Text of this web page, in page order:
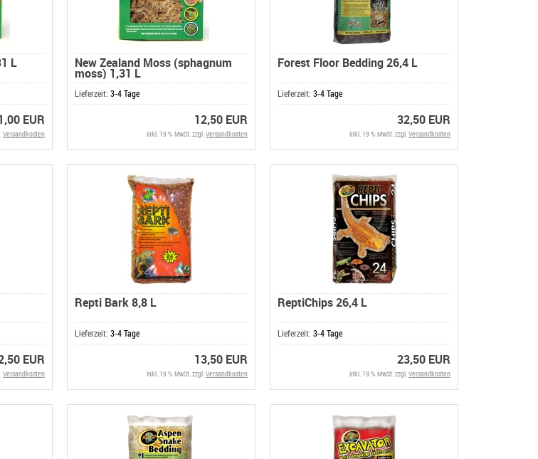
L
EUR
Versandkosten
New Zealand Moss (sphagnum
moss) 1,31 L
Lieferzeit: 3-4 Tage
12,50 EUR
inkl. 19 % MwSt. zzgl.Versandkosten
Forest Floor Bedding 26,4 L
Lieferzeit: 3-4 Tage
32,50 EUR
inkl. 19 % MwSt. zzgl.Versandkosten
EUR
Versandkosten
Repti Bark 8,8 L
Lieferzeit: 3-4 Tage
13,50 EUR
inkl. 19 % MwSt. zzgl.Versandkosten
ReptiChips 26,4 L
Lieferzeit: 3-4 Tage
23,50 EUR
inkl. 19 % MwSt. zzgl.Versandkosten